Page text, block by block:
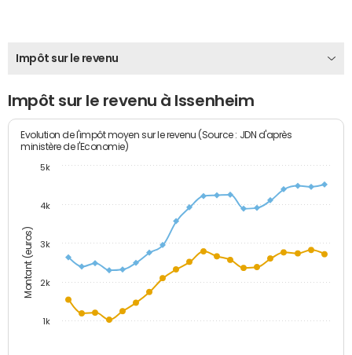
Impôt sur le revenu
Impôt sur le revenu à Issenheim
Montant (euros)
Evolution de l'impôt moyen sur le revenu (Source : JDN d'après
ministère de l'Economie)
1k
2k
3k
4k
5k